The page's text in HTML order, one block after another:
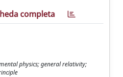
completa
physics; general relativity;